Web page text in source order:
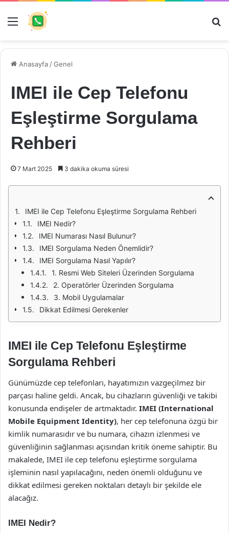
Menü
Anasayfa /Genel
IMEI ile Cep Telefonu
Eşleştirme Sorgulama
Rehberi
7 Mart 2025 3 dakika okuma süresi
IMEI ile Cep Telefonu Eşleştirme Sorgulama Rehberi
IMEI Nedir?
IMEI Numarası Nasıl Bulunur?
IMEI Sorgulama Neden Önemlidir?
IMEI Sorgulama Nasıl Yapılır?
1. Resmi Web Siteleri Üzerinden Sorgulama
2. Operatörler Üzerinden Sorgulama
3. Mobil Uygulamalar
Dikkat Edilmesi Gerekenler
IMEI ile Cep Telefonu Eşleştirme
Sorgulama Rehberi
Günümüzde cep telefonları, hayatımızın vazgeçilmez bir
parçası haline geldi. Ancak, bu cihazların güvenliği ve takibi
konusunda endişeler de artmaktadır. IMEI (International
Mobile Equipment Identity), her cep telefonuna özgü bir
kimlik numarasıdır ve bu numara, cihazın izlenmesi ve
güvenliğinin sağlanması açısından kritik öneme sahiptir. Bu
makalede, IMEI ile cep telefonu eşleştirme sorgulama
işleminin nasıl yapılacağını, neden önemli olduğunu ve
dikkat edilmesi gereken noktaları detaylı bir şekilde ele
alacağız.
IMEI Nedir?